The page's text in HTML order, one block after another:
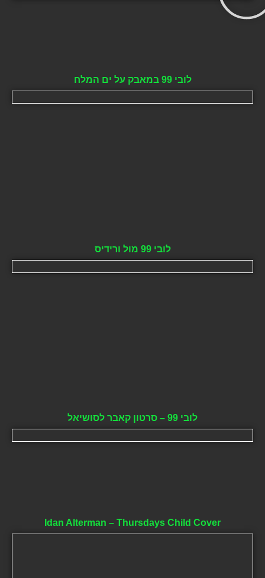
לובי 99 במאבק על ים המלח
לובי 99 מול ורידיס
לובי 99 – סרטון קאבר לסושיאל
Idan Alterman – Thursdays Child Cover